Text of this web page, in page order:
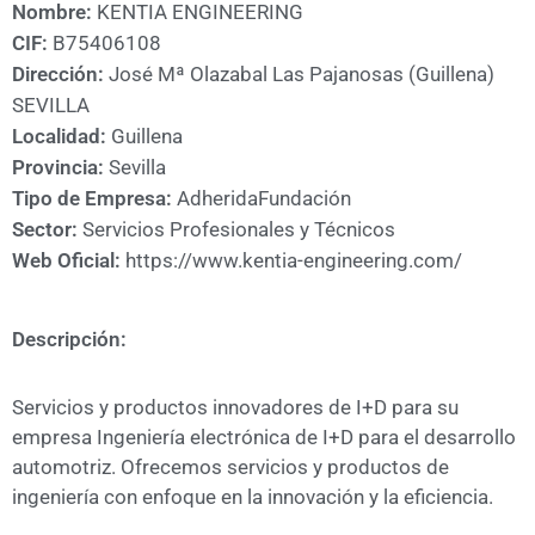
A
CÁMARA
Nombre: KENTIA ENGINEERING
CIF: B75406108
Dirección: José Mª Olazabal Las Pajanosas (Guillena)
SEVILLA
Localidad: Guillena
Provincia: Sevilla
Tipo de Empresa: AdheridaFundación
Sector: Servicios Profesionales y Técnicos
Web Oficial: https://www.kentia-engineering.com/
Descripción:
Servicios y productos innovadores de I+D para su
empresa Ingeniería electrónica de I+D para el desarrollo
automotriz. Ofrecemos servicios y productos de
ingeniería con enfoque en la innovación y la eficiencia.